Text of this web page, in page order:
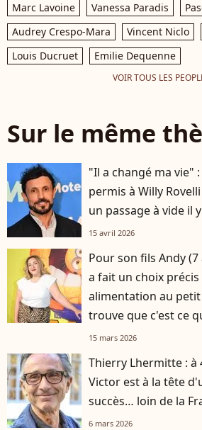
Marc Lavoine Vanessa Paradis
Audrey Crespo-Mara
Vincent Niclo
Louis Ducruet
Emilie Dequenne
VOIR TOUS LES
Sur le même
"Il a changé ma vie"
permis à Willy
un passage à vide il
15 avril 2026
Pour son fils Andy
a fait un choix
alimentation au petit
trouve que c'est ce
15 mars 2026
Thierry Lhermitte : à
Victor est à la tête
succès… loin de la
6 mars 2026